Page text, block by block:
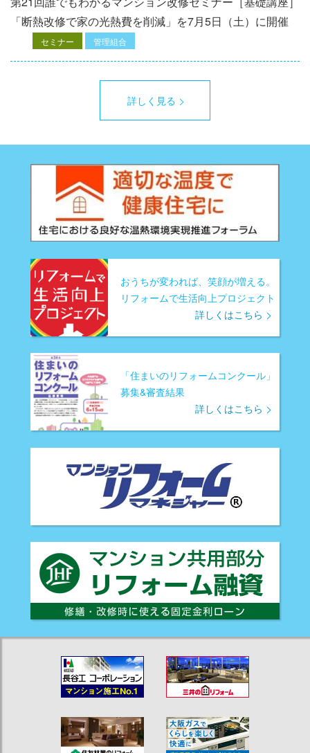
「断熱改修で家の光熱費を削減」を7月5日（土）に開催
セミナー 管理組合
詳しく見る
おうちが変われば、笑顔が増える。
リフォームで生活向上プロジェクト
詳しくはこちら
「住まいのリフォームコンクール」
募集&審査結果
詳しくはこちら